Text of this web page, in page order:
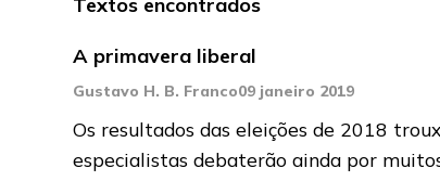
A primavera liberal
Gustavo H. B. Franco09 janeiro 2019
Os resultados das eleições de 2018
especialistas debaterão ainda por